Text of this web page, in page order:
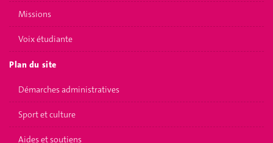
Missions
Voix étudiante
Plan du site
Démarches administratives
Sport et culture
Aides et soutiens